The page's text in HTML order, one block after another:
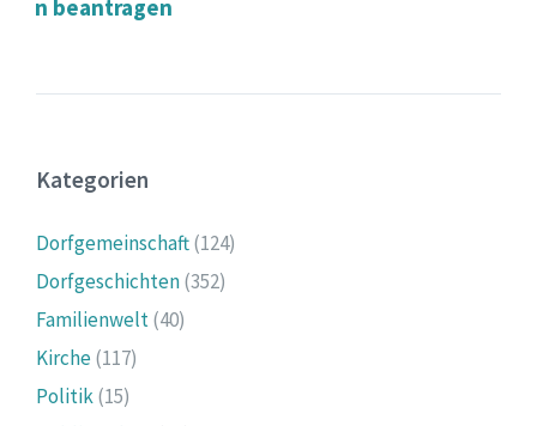
n beantragen
Kategorien
Dorfgemeinschaft(124)
Dorfgeschichten(352)
Familienwelt(40)
Kirche(117)
Politik(15)